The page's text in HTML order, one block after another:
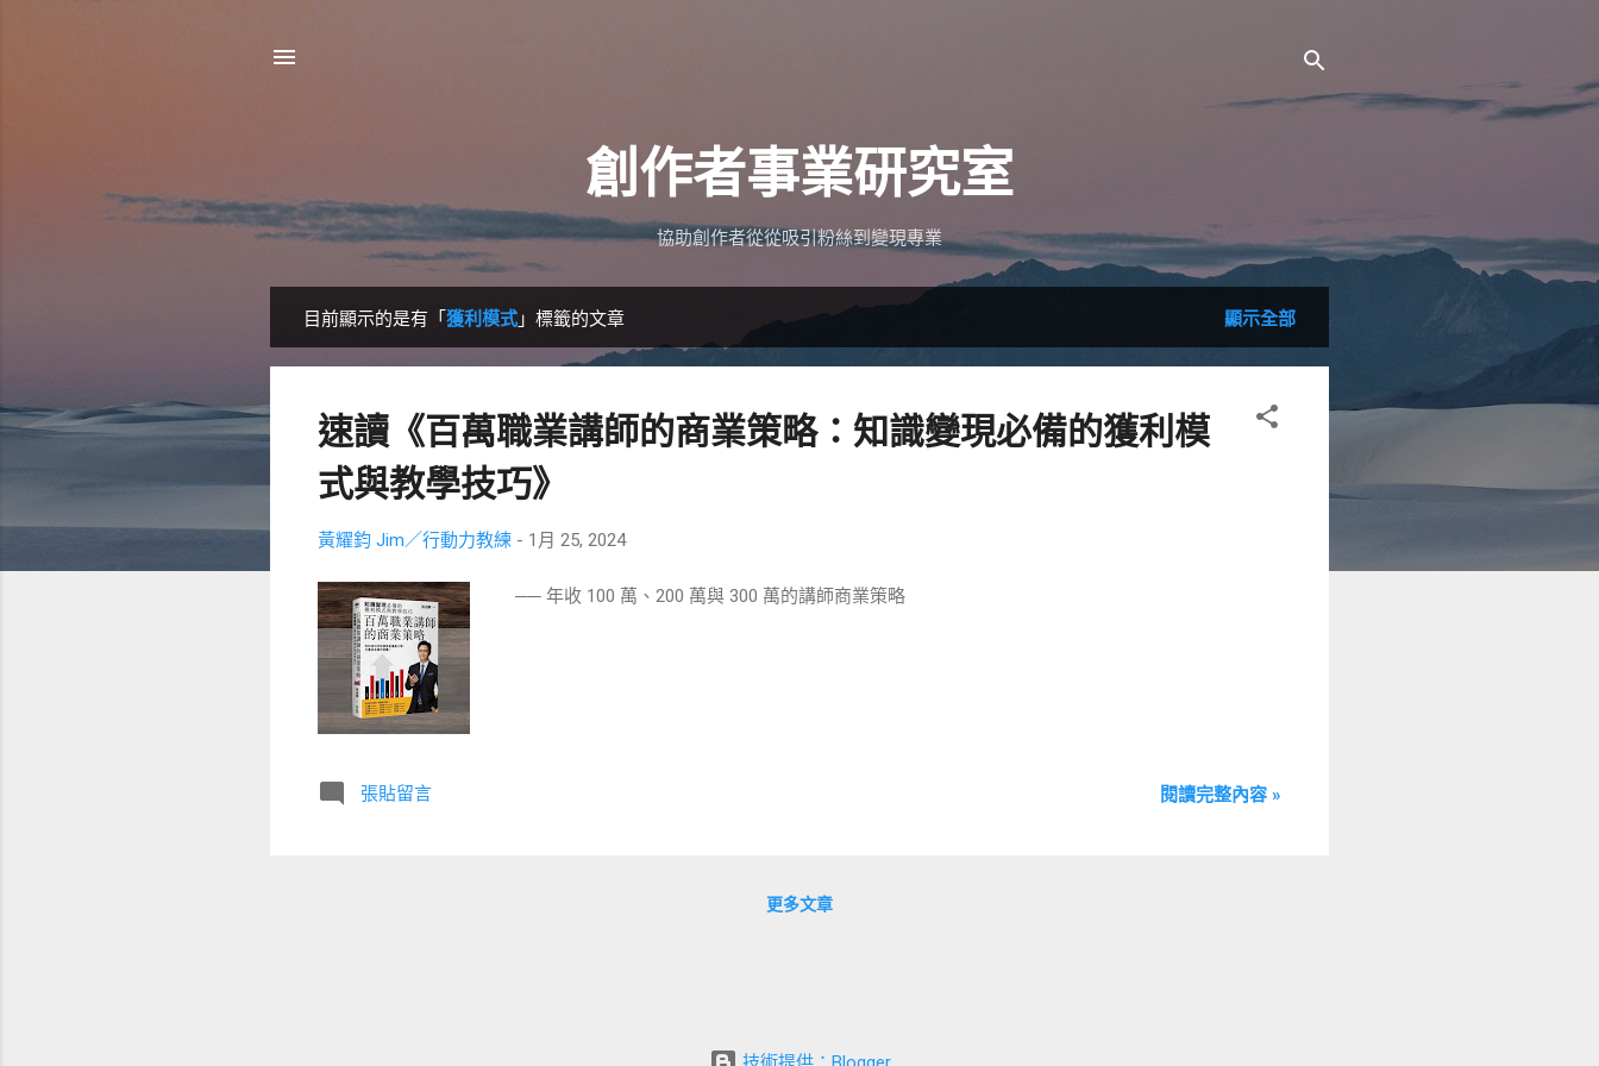
創作者事業研究室
協助創作者從從吸引粉絲到變現專業
表
目前顯示的是有「 獲利模式 」標籤的文章 顯示全部
速讀《百萬職業講師的商業策略：知識變現必備的獲利模
式與教學技巧》
黃耀鈞 Jim／行動力教練 - 1月 25, 2024
── 年收 100 萬、200 萬與 300 萬的講師商業策略
張貼留言 閱讀完整內容 »
更多文章